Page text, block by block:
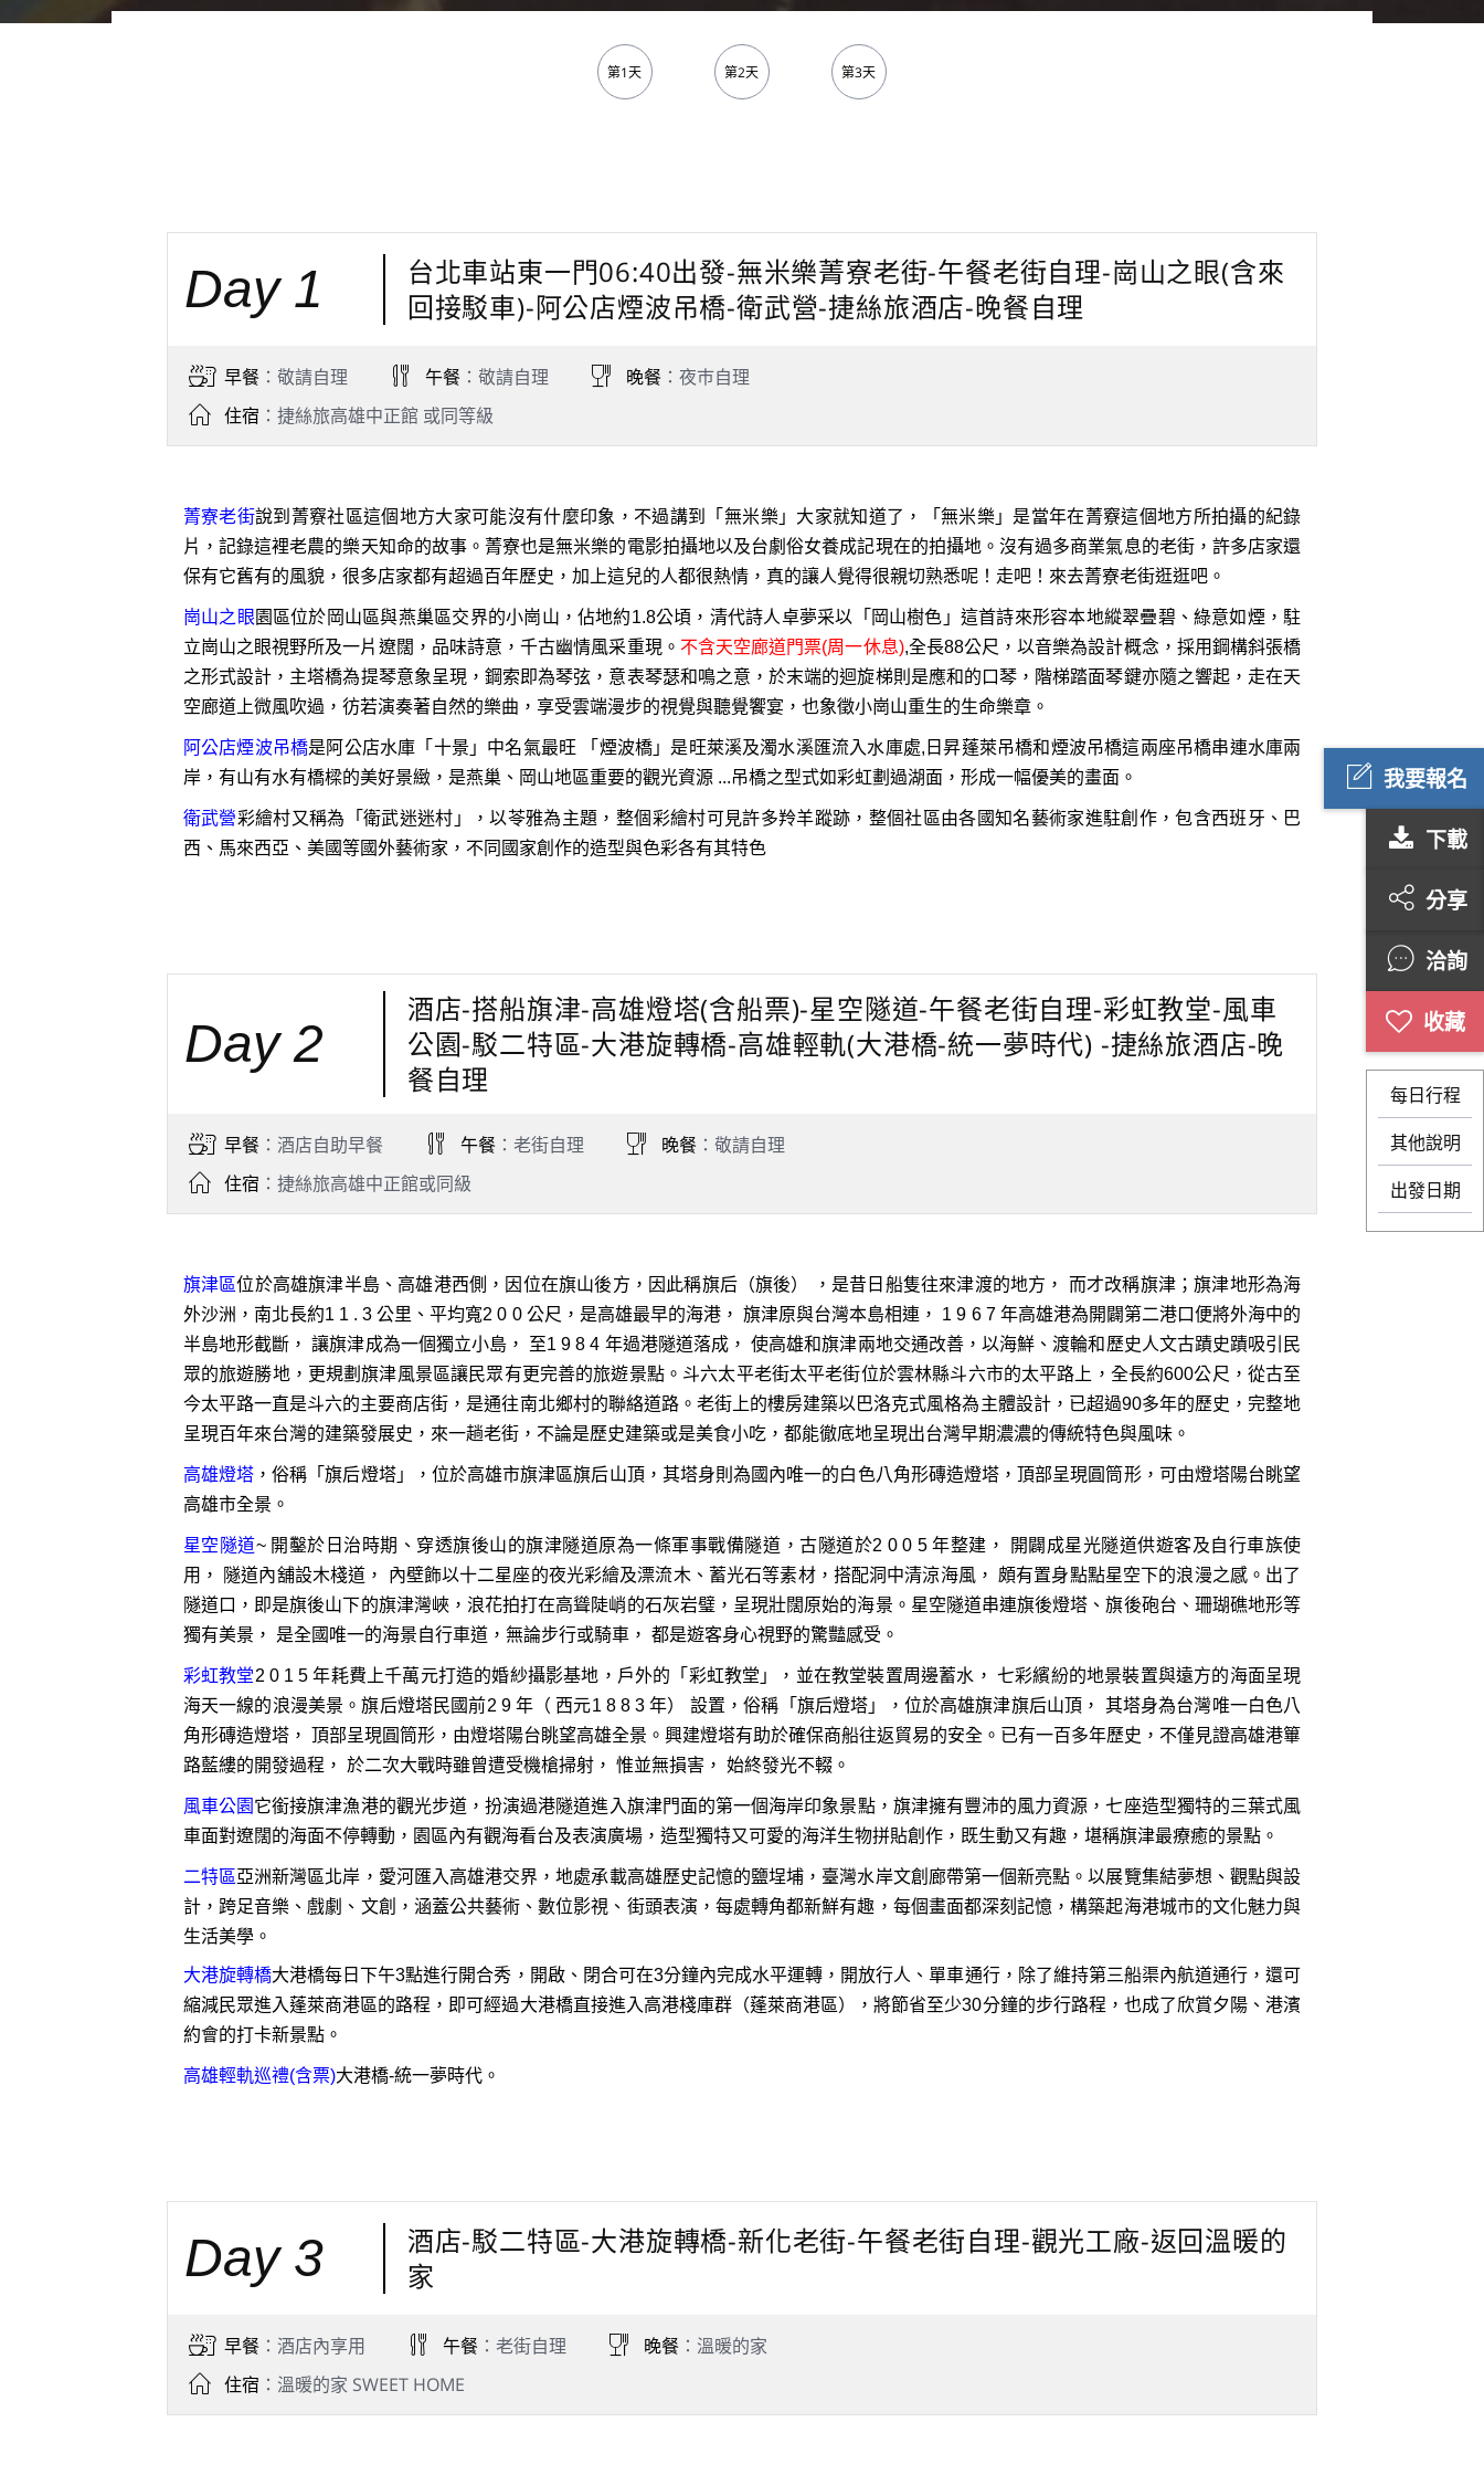
我要報名
下載
分享
洽詢
每日行程
其他說明
出發日期
第1天 第2天 第3天
Day 1
台北車站東一門06:40出發-無米樂菁寮老街-午餐老街自理-崗山之眼(含來
回接駁車)-阿公店煙波吊橋-衛武營-捷絲旅酒店-晚餐自理
早餐：敬請自理 午餐：敬請自理 晚餐：夜巿自理
住宿 ：捷絲旅高雄中正館 或同等級
菁寮老街說到菁竂社區這個地方大家可能沒有什麼印象，不過講到「無米樂」大家就知道了，「無米樂」是當年在菁竂這個地方所拍攝的紀錄
片，記錄這裡老農的樂天知命的故事。菁寮也是無米樂的電影拍攝地以及台劇俗女養成記現在的拍攝地。沒有過多商業氣息的老街，許多店家還
保有它舊有的風貌，很多店家都有超過百年歷史，加上這兒的人都很熱情，真的讓人覺得很親切熟悉呢！走吧！來去菁寮老街逛逛吧。
崗山之眼 園區位於岡山區與燕巢區交界的小崗山，佔地約1.8公頃，清代詩人卓夢采以「岡山樹色」這首詩來形容本地縱翠疊碧、綠意如煙，駐
立崗山之眼視野所及一片遼闊，品味詩意，千古幽情風采重現。 不含天空廊道門票(周一休息),全長88公尺，以音樂為設計概念，採用鋼構斜張橋
之形式設計，主塔橋為提琴意象呈現，鋼索即為琴弦，意表琴瑟和鳴之意，於末端的迴旋梯則是應和的口琴，階梯踏面琴鍵亦隨之響起，走在天
空廊道上微風吹過，彷若演奏著自然的樂曲，享受雲端漫步的視覺與聽覺饗宴，也象徵小崗山重生的生命樂章。
阿公店煙波吊橋是阿公店水庫「十景」中名氣最旺 「煙波橋」是旺萊溪及濁水溪匯流入水庫處,日昇蓬萊吊橋和煙波吊橋這兩座吊橋串連水庫兩
岸，有山有水有橋樑的美好景緻，是燕巢、岡山地區重要的觀光資源 ...吊橋之型式如彩虹劃過湖面，形成一幅優美的畫面。
衛武營彩繪村又稱為「衛武迷迷村」，以苓雅為主題，整個彩繪村可見許多羚羊蹤跡，整個社區由各國知名藝術家進駐創作，包含西班牙、巴
西、馬來西亞、美國等國外藝術家，不同國家創作的造型與色彩各有其特色
Day 2
酒店-搭船旗津-高雄燈塔(含船票)-星空隧道-午餐老街自理-彩虹教堂-風車
公園-駁二特區-大港旋轉橋-高雄輕軌(大港橋-統一夢時代) -捷絲旅酒店-晚
餐自理
早餐：酒店自助早餐 午餐：老街自理 晚餐：敬請自理
住宿 ：捷絲旅高雄中正館或同級
旗津區位於高雄旗津半島、高雄港西側，因位在旗山後方，因此稱旗后（旗後） ，是昔日船隻往來津渡的地方， 而才改稱旗津；旗津地形為海
外沙洲，南北長約1 1 . 3 公里、平均寬2 0 0 公尺，是高雄最早的海港， 旗津原與台灣本島相連， 1 9 6 7 年高雄港為開闢第二港口便將外海中的
半島地形截斷， 讓旗津成為一個獨立小島， 至1 9 8 4 年過港隧道落成， 使高雄和旗津兩地交通改善，以海鮮、渡輪和歷史人文古蹟史蹟吸引民
眾的旅遊勝地，更規劃旗津風景區讓民眾有更完善的旅遊景點。斗六太平老街太平老街位於雲林縣斗六市的太平路上，全長約600公尺，從古至
今太平路一直是斗六的主要商店街，是通往南北鄉村的聯絡道路。老街上的樓房建築以巴洛克式風格為主體設計，已超過90多年的歷史，完整地
呈現百年來台灣的建築發展史，來一趟老街，不論是歷史建築或是美食小吃，都能徹底地呈現出台灣早期濃濃的傳統特色與風味。
高雄燈塔 ，俗稱「旗后燈塔」，位於高雄市旗津區旗后山頂，其塔身則為國內唯一的白色八角形磚造燈塔，頂部呈現圓筒形，可由燈塔陽台眺望
高雄市全景。
星空隧道~ 開鑿於日治時期、穿透旗後山的旗津隧道原為一條軍事戰備隧道，古隧道於2 0 0 5 年整建， 開闢成星光隧道供遊客及自行車族使
用， 隧道內舖設木棧道， 內壁飾以十二星座的夜光彩繪及漂流木、蓄光石等素材，搭配洞中清涼海風， 頗有置身點點星空下的浪漫之感。出了
隧道口，即是旗後山下的旗津灣峽，浪花拍打在高聳陡峭的石灰岩璧，呈現壯闊原始的海景。星空隧道串連旗後燈塔、旗後砲台、珊瑚礁地形等
獨有美景， 是全國唯一的海景自行車道，無論步行或騎車， 都是遊客身心視野的驚豔感受。
彩虹教堂2 0 1 5 年耗費上千萬元打造的婚紗攝影基地，戶外的「彩虹教堂」，並在教堂裝置周邊蓄水， 七彩繽紛的地景裝置與遠方的海面呈現
海天一線的浪漫美景。旗后燈塔民國前2 9 年（ 西元1 8 8 3 年） 設置，俗稱「旗后燈塔」，位於高雄旗津旗后山頂， 其塔身為台灣唯一白色八
角形磚造燈塔， 頂部呈現圓筒形，由燈塔陽台眺望高雄全景。興建燈塔有助於確保商船往返貿易的安全。已有一百多年歷史，不僅見證高雄港篳
路藍縷的開發過程， 於二次大戰時雖曾遭受機槍掃射， 惟並無損害， 始終發光不輟。
風車公園 它銜接旗津漁港的觀光步道，扮演過港隧道進入旗津門面的第一個海岸印象景點，旗津擁有豐沛的風力資源，七座造型獨特的三葉式風
車面對遼闊的海面不停轉動，園區內有觀海看台及表演廣場，造型獨特又可愛的海洋生物拼貼創作，既生動又有趣，堪稱旗津最療癒的景點。
二特區 亞洲新灣區北岸，愛河匯入高雄港交界，地處承載高雄歷史記憶的鹽埕埔，臺灣水岸文創廊帶第一個新亮點。以展覽集結夢想、觀點與設
計，跨足音樂、戲劇、文創，涵蓋公共藝術、數位影視、街頭表演，每處轉角都新鮮有趣，每個畫面都深刻記憶，構築起海港城市的文化魅力與
生活美學。
大港旋轉橋大港橋每日下午3點進行開合秀，開啟、閉合可在3分鐘內完成水平運轉，開放行人、單車通行，除了維持第三船渠內航道通行，還可
縮減民眾進入蓬萊商港區的路程，即可經過大港橋直接進入高港棧庫群（蓬萊商港區），將節省至少30分鐘的步行路程，也成了欣賞夕陽、港濱
約會的打卡新景點。
高雄輕軌巡禮(含票)大港橋-統一夢時代。
Day 3
酒店-駁二特區-大港旋轉橋-新化老街-午餐老街自理-觀光工廠-返回溫暖的
家
早餐：酒店內享用 午餐：老街自理 晚餐：溫暖的家
住宿 ：溫暖的家 SWEET HOME